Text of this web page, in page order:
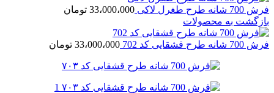
فرش 700 شانه طرح طغرل لاکی 33،000،000 تومان
بازگشت به محصولات
فرش 700 شانه طرح قشقایی کد 702 33،000،000 تومان